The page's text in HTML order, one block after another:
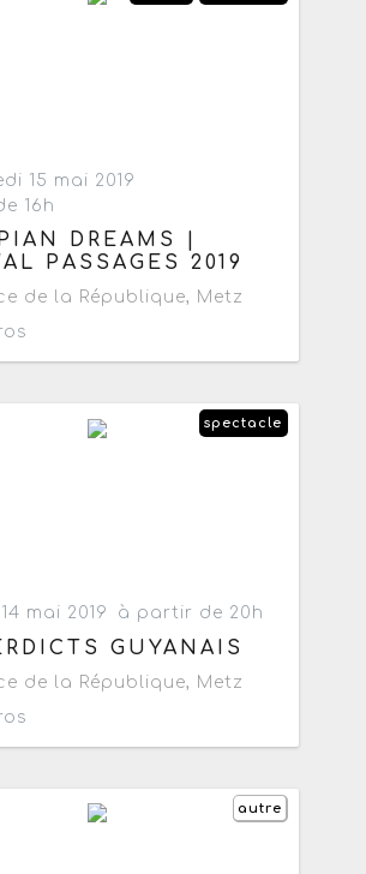
15 mai 2019
16h
DREAMS |
PASSAGES 2019
de la République, Metz
spectacle
mai 2019 à partir de 20h
GUYANAIS
de la République, Metz
autre